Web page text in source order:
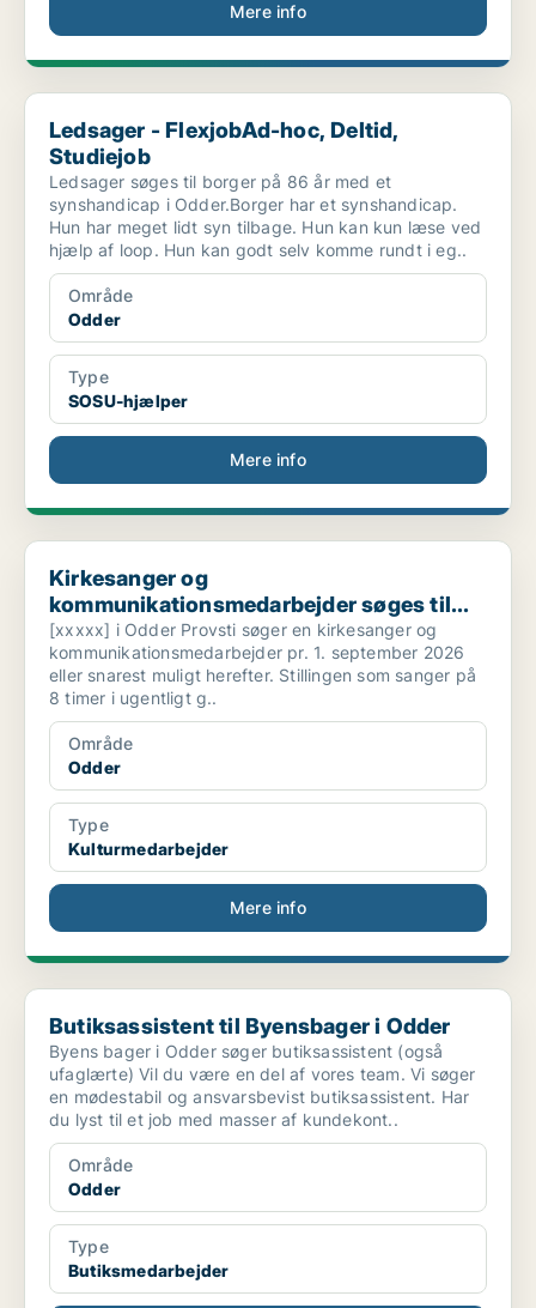
Mere info
Ledsager - FlexjobAd-hoc, Deltid, Studiejob
Ledsager - FlexjobAd-hoc, Deltid,
Studiejob
Ledsager søges til borger på 86 år med et
synshandicap i Odder.Borger har et synshandicap.
Hun har meget lidt syn tilbage. Hun kan kun læse ved
hjælp af loop. Hun kan godt selv komme rundt i eg..
Område
Odder
Type
SOSU-hjælper
Mere info
Kirkesanger og kommunikationsmedarbejder søges til...
Kirkesanger og
kommunikationsmedarbejder søges til...
[xxxxx] i Odder Provsti søger en kirkesanger og
kommunikationsmedarbejder pr. 1. september 2026
eller snarest muligt herefter. Stillingen som sanger på
8 timer i ugentligt g..
Område
Odder
Type
Kulturmedarbejder
Mere info
Butiksassistent til Byensbager i Odder
Butiksassistent til Byensbager i Odder
Byens bager i Odder søger butiksassistent (også
ufaglærte) Vil du være en del af vores team. Vi søger
en mødestabil og ansvarsbevist butiksassistent. Har
du lyst til et job med masser af kundekont..
Område
Odder
Type
Butiksmedarbejder